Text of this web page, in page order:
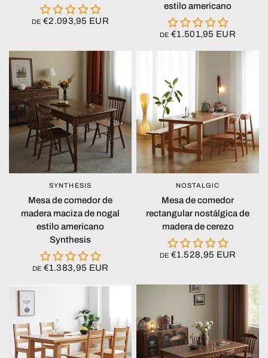
DE €2.093,95 EUR
estilo americano
DE €1.501,95 EUR
VISTA RÁPIDA
SYNTHESIS
Mesa de comedor de
madera maciza de nogal
estilo americano
Synthesis
DE €1.383,95 EUR
VISTA RÁPIDA
NOSTALGIC
Mesa de comedor
rectangular nostálgica de
madera de cerezo
DE €1.528,95 EUR